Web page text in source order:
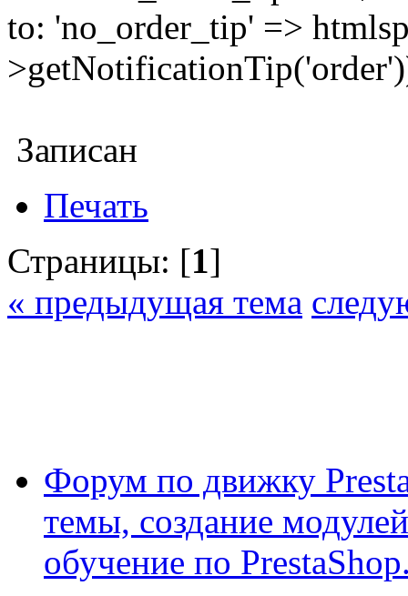
to: 'no_order_tip' =>
Записан
Печать
Страницы: [1]
« предыдущая тема
Форум по движку
темы, создание
обучение по